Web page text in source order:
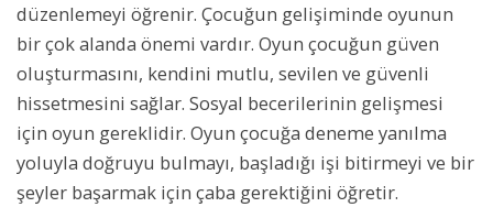
düzenlemeyi öğrenir. Çocuğun gelişiminde oyunun
bir çok alanda önemi vardır. Oyun çocuğun güven
oluşturmasını, kendini mutlu, sevilen ve güvenli
hissetmesini sağlar. Sosyal becerilerinin gelişmesi
için oyun gereklidir. Oyun çocuğa deneme yanılma
yoluyla doğruyu bulmayı, başladığı işi bitirmeyi ve bir
şeyler başarmak için çaba gerektiğini öğretir.